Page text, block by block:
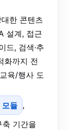
한 콘텐츠
설계, 접근
드, 검색·추
화까지 전
육/행사 도
모듈 ,
기간을